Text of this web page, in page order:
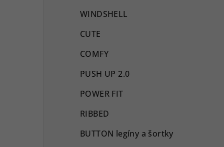
WINDSHELL
CUTE
COMFY
PUSH UP 2.0
POWER FIT
RIBBED
BUTTON legíny a šortky